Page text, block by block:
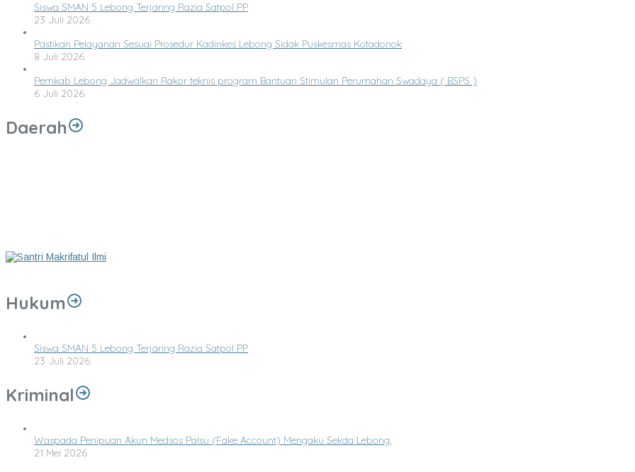
Siswa SMAN 5 Lebong Terjaring Razia Satpol PP
23 Juli 2026
Pastikan Pelayanan Sesuai Prosedur Kadinkes Lebong Sidak Puskesmas Kotadonok
8 Juli 2026
Pemkab Lebong Jadwalkan Rakor teknis program Bantuan Stimulan Perumahan Swadaya ( BSPS )
6 Juli 2026
Daerah
Hukum
Siswa SMAN 5 Lebong Terjaring Razia Satpol PP
23 Juli 2026
Kriminal
Waspada Penipuan Akun Medsos Palsu (Fake Account) Mengaku Sekda Lebong.
21 Mei 2026